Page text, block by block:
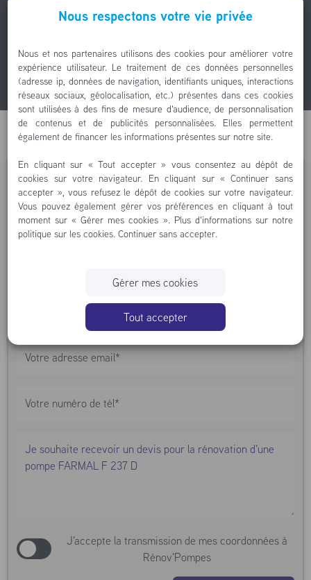
Nous avons rénové des centaines de pompes à eau.
Nous les avons photographié et trié par marque.
Parcours les marques
Vous souhaitez faire réparer votre pompe à
eauFARMAL F 237 D ?
J'accepte la transmission de mes coordonnées à
Rénov'Pompes
Nous respectons votre vie privée
Nous et nos partenaires utilisons des cookies pour améliorer votre
expérience utilisateur. Le traitement de ces données personnelles
(adresse ip, données de navigation, identifiants uniques, interactions
réseaux sociaux, géolocalisation, etc.) présentes dans ces cookies
sont utilisées à des fins de mesure d'audience, de personnalisation
de contenus et de publicités personnalisées. Elles permettent
également de financer les informations présentes sur notre site.
En cliquant sur « Tout accepter » vous consentez au dépôt de
cookies sur votre navigateur. En cliquant sur « Continuer sans
accepter », vous refusez le dépôt de cookies sur votre navigateur.
Vous pouvez également gérer vos préférences en cliquant à tout
moment sur « Gérer mes cookies ». Plus d'informations sur notre
politique sur les cookies.Continuer sans accepter.
Gérer mes cookies
Tout accepter